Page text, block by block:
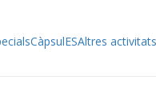
CàpsulESAltres activitats